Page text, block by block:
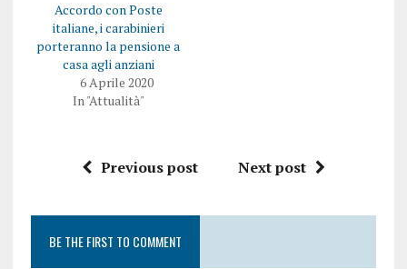
Accordo con Poste
italiane, i carabinieri
porteranno la pensione a
casa agli anziani
6 Aprile 2020
In "Attualità"
Previous post Next post
BE THE FIRST TO COMMENT